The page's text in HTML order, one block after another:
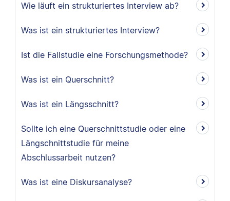
Wie läuft ein strukturiertes Interview ab?
Was ist ein strukturiertes Interview?
Ist die Fallstudie eine Forschungsmethode?
Was ist ein Querschnitt?
Was ist ein Längsschnitt?
Sollte ich eine Querschnittstudie oder eine
Längschnittstudie für meine
Abschlussarbeit nutzen?
Was ist eine Diskursanalyse?